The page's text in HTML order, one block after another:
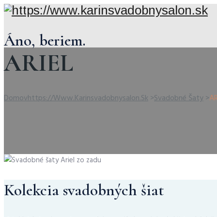
Áno, beriem.
ARIEL
DomovHttps://www.karinsvadobnysalon.sk>Svadobné Šaty>
Kolekcia svadobných šiat